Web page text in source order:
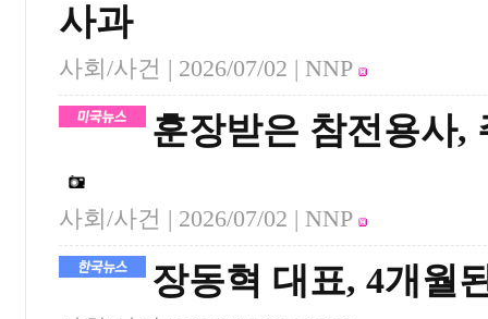
사과
사회/사건 | 2026/07/02 | NNP
훈장받은 참전용사,
사회/사건 | 2026/07/02 | NNP
장동혁 대표, 4개월